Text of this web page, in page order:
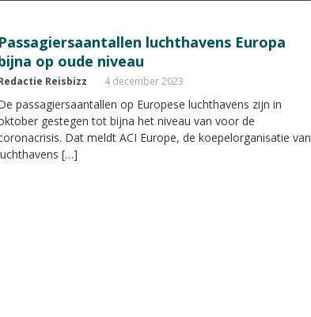
Passagiersaantallen luchthavens Europa
op oude niveau
Reisbizz 4 december 2023
passagiersaantallen op Europese luchthavens zijn in
gestegen tot bijna het niveau van voor de
Dat meldt ACI Europe, de koepelorganisatie van
[…]